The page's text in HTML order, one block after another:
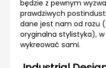
będzie z pewnym
prawdziwych
dane jest nam od razu
oryginalna stylistyka),
wykreować sami.